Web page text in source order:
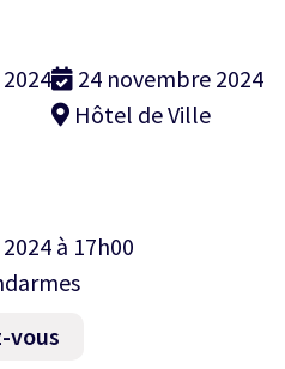
24 novembre 2024
Hôtel de Ville
à 17h00
vous